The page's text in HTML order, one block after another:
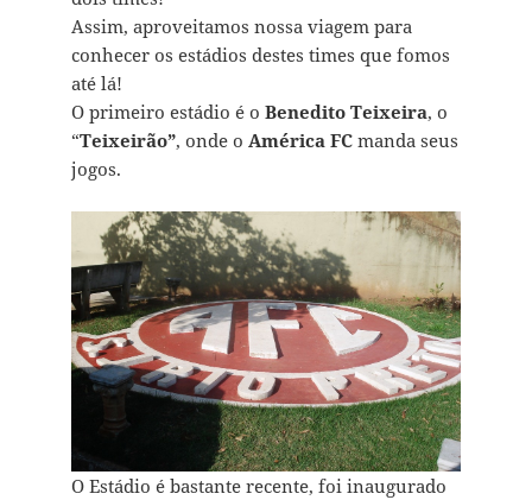
Assim, aproveitamos nossa viagem para
conhecer os estádios destes times que fomos
até lá!
O primeiro estádio é o Benedito Teixeira, o
“Teixeirão”, onde o América FCmanda seus
jogos.
O Estádio é bastante recente, foi inaugurado